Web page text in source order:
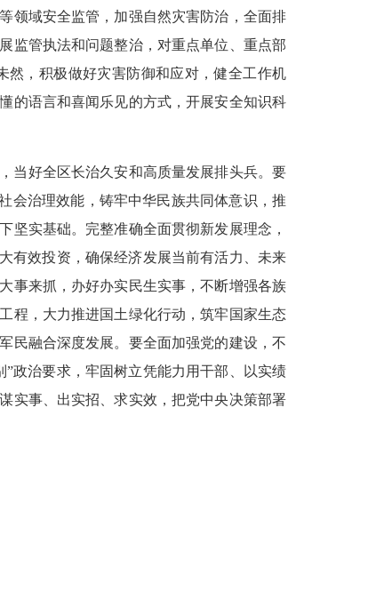
领域安全监管，加强自然灾害防治，全面排
监管执法和问题整治，对重点单位、重点部
然，积极做好灾害防御和应对，健全工作机
的语言和喜闻乐见的方式，开展安全知识科
当好全区长治久安和高质量发展排头兵。要
会治理效能，铸牢中华民族共同体意识，推
坚实基础。完整准确全面贯彻新发展理念，
有效投资，确保经济发展当前有活力、未来
事来抓，办好办实民生实事，不断增强各族
程，大力推进国土绿化行动，筑牢国家生态
民融合深度发展。要全面加强党的建设，不
政治要求，牢固树立凭能力用干部、以实绩
实事、出实招、求实效，把党中央决策部署